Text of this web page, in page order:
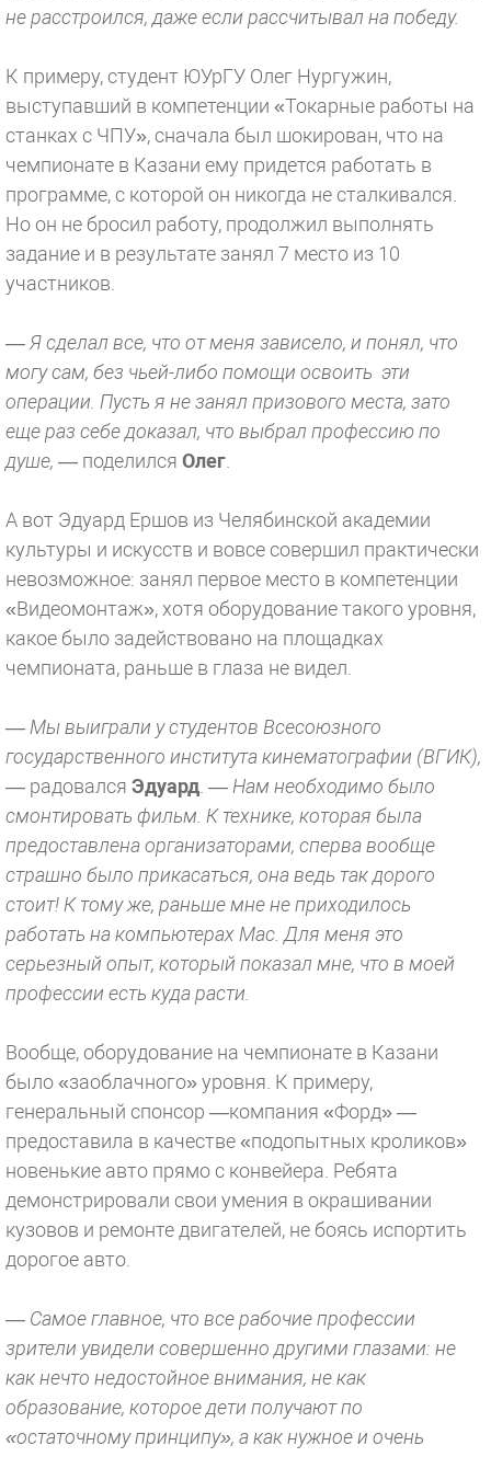
не расстроился, даже если рассчитывал на победу.
К примеру, студент ЮУрГУ Олег Нургужин,
выступавший в компетенции «Токарные работы на
станках с ЧПУ», сначала был шокирован, что на
чемпионате в Казани ему придется работать в
программе, с которой он никогда не сталкивался.
Но он не бросил работу, продолжил выполнять
задание и в результате занял 7 место из 10
участников.
— Я сделал все, что от меня зависело, и понял, что
могу сам, без чьей-либо помощи освоить эти
операции. Пусть я не занял призового места, зато
еще раз себе доказал, что выбрал профессию по
душе, — поделился Олег
А вот Эдуард Ершов из Челябинской академии
культуры и искусств и вовсе совершил практически
невозможное: занял первое место в компетенции
«Видеомонтаж», хотя оборудование такого уровня,
какое было задействовано на площадках
чемпионата, раньше в глаза не видел.
— Мы выиграли у студентов Всесоюзного
государственного института кинематографии (ВГИК),
— радовался Эдуард . — Нам необходимо было
смонтировать фильм. К технике, которая была
предоставлена организаторами, сперва вообще
страшно было прикасаться, она ведь так дорого
стоит! К тому же, раньше мне не приходилось
работать на компьютерах Мас. Для меня это
серьезный опыт, который показал мне, что в моей
профессии есть куда расти.
Вообще, оборудование на чемпионате в Казани
было «заоблачного» уровня. К примеру,
генеральный спонсор —компания «Форд» —
предоставила в качестве «подопытных кроликов»
новенькие авто прямо с конвейера. Ребята
демонстрировали свои умения в окрашивании
кузовов и ремонте двигателей, не боясь испортить
дорогое авто.
— Самое главное, что все рабочие профессии
зрители увидели совершенно другими глазами: не
как нечто недостойное внимания, не как
образование, которое дети получают по
«остаточному принципу», а как нужное и очень